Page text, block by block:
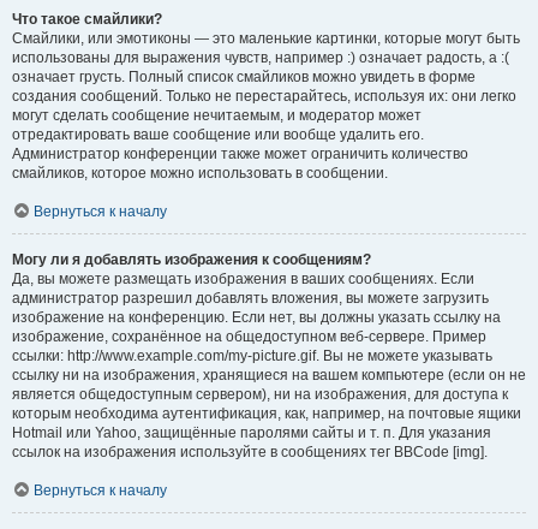
Что такое смайлики?
Смайлики, или эмотиконы — это маленькие картинки, которые могут быть
использованы для выражения чувств, например :) означает радость, а :(
означает грусть. Полный список смайликов можно увидеть в форме
создания сообщений. Только не перестарайтесь, используя их: они легко
могут сделать сообщение нечитаемым, и модератор может
отредактировать ваше сообщение или вообще удалить его.
Администратор конференции также может ограничить количество
смайликов, которое можно использовать в сообщении.
Вернуться к началу
Могу ли я добавлять изображения к сообщениям?
Да, вы можете размещать изображения в ваших сообщениях. Если
администратор разрешил добавлять вложения, вы можете загрузить
изображение на конференцию. Если нет, вы должны указать ссылку на
изображение, сохранённое на общедоступном веб-сервере. Пример
ссылки: http://www.example.com/my-picture.gif. Вы не можете указывать
ссылку ни на изображения, хранящиеся на вашем компьютере (если он не
является общедоступным сервером), ни на изображения, для доступа к
которым необходима аутентификация, как, например, на почтовые ящики
Hotmail или Yahoo, защищённые паролями сайты и т. п. Для указания
ссылок на изображения используйте в сообщениях тег BBCode [img].
Вернуться к началу